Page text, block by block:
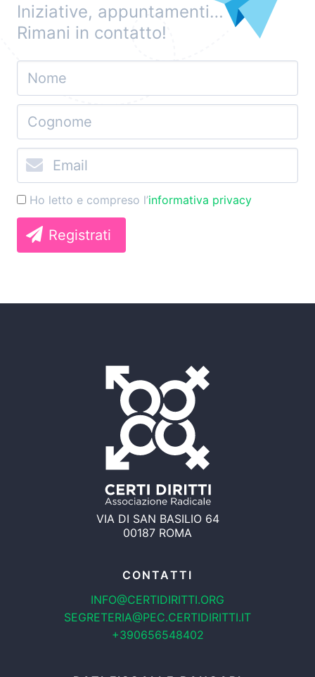
Iniziative, appuntamenti…
Rimani in contatto!
Ho letto e compreso l’informativa privacy
Registrati
VIA DI SAN BASILIO 64
00187 ROMA
CONTATTI
INFO@CERTIDIRITTI.ORG
SEGRETERIA@PEC.CERTIDIRITTI.IT
+390656548402